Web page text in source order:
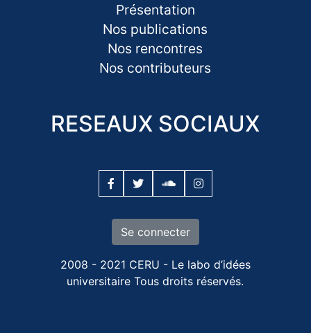
Présentation
Nos publications
Nos rencontres
Nos contributeurs
RESEAUX SOCIAUX
Se connecter
2008 - 2021 CERU - Le labo d’idées
universitaire Tous droits réservés.